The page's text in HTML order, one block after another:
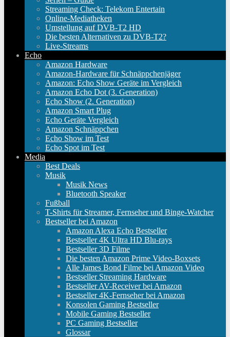
Streaming Check: Telekom Entertain
Online-Mediatheken
Umstellung auf DVB-T2 HD
Die besten Alternativen zu DVB-T2?
Live-Streams
Echo
Amazon Hardware
Amazon-Hardware für Schnäppchenjäger
Amazon: Echo Show Geräte im Vergleich
Amazon Echo Dot (3. Generation)
Echo Show (2. Generation)
Amazon Smart Plug
Echo Geräte Vergleich
Amazon Schnäppchen
Echo Show im Test
Echo Spot im Test
Media
Best Deals
Musik
Musik News
Bluetooth Speaker
Fußball
T-Shirts für Streamer, Fernseher und Binge-Watcher
Bestseller bei Amazon
Amazon Alexa Echo Bestseller
Bestseller 4K Ultra HD Blu-rays
Bestseller 3D Filme
Die besten Amazon Prime Video-Boxsets
Alle James Bond Filme bei Amazon Video
Bestseller Streaming Hardware
Bestseller AV-Receiver bei Amazon
Bestseller 4K-Fernseher bei Amazon
Konsolen Gaming Bestseller
Mobile Gaming Bestseller
PC Gaming Bestseller
Glossar